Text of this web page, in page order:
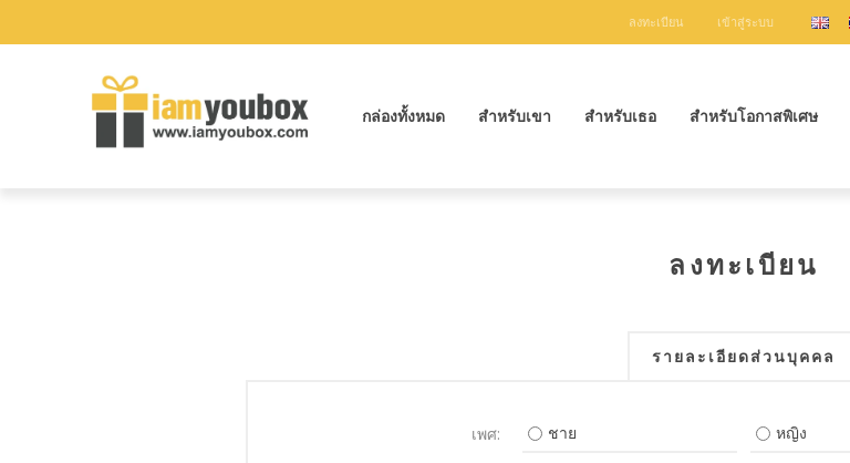
ลงทะเบียน เข้าสู่ระบบ
กล่องทั้งหมด สำหรับเขา สำหรับเธอ สำหรับโอกาสพิเศษ
ลงทะเบียน
รายละเอียดส่วนบุคคล
เพศ: ชาย หญิง